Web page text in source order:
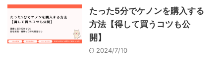
たった5分でケノンを購入する
方法【得して買うコツも公
開】
2024/7/10